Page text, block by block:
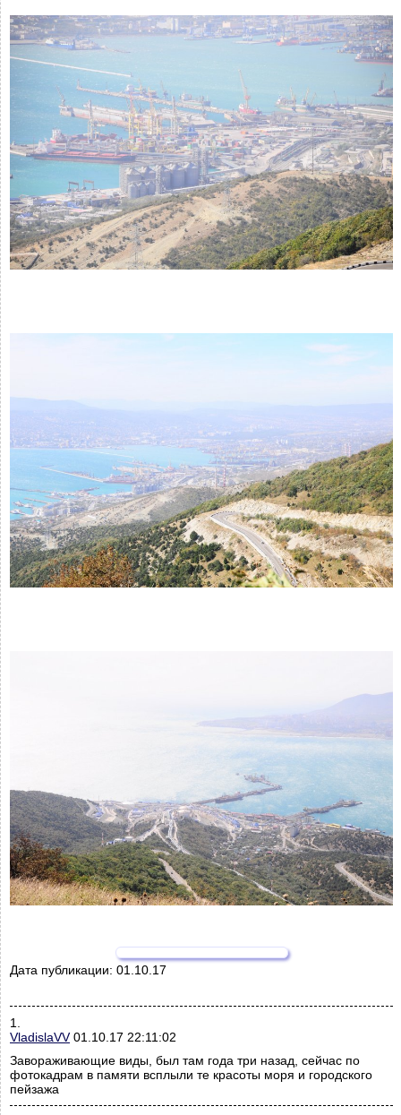
Дата публикации: 01.10.17
1.
VladislaVV01.10.17 22:11:02
Завораживающие виды, был там года три назад, сейчас по
фотокадрам в памяти всплыли те красоты моря и городского
пейзажа